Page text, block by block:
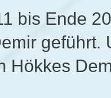
bis Ende
geführt.
Hökkes